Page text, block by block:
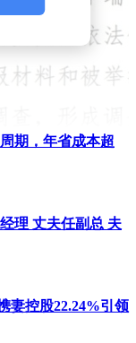
期，年省成本超
理 丈夫任副总 夫
妻控股22.24%引领